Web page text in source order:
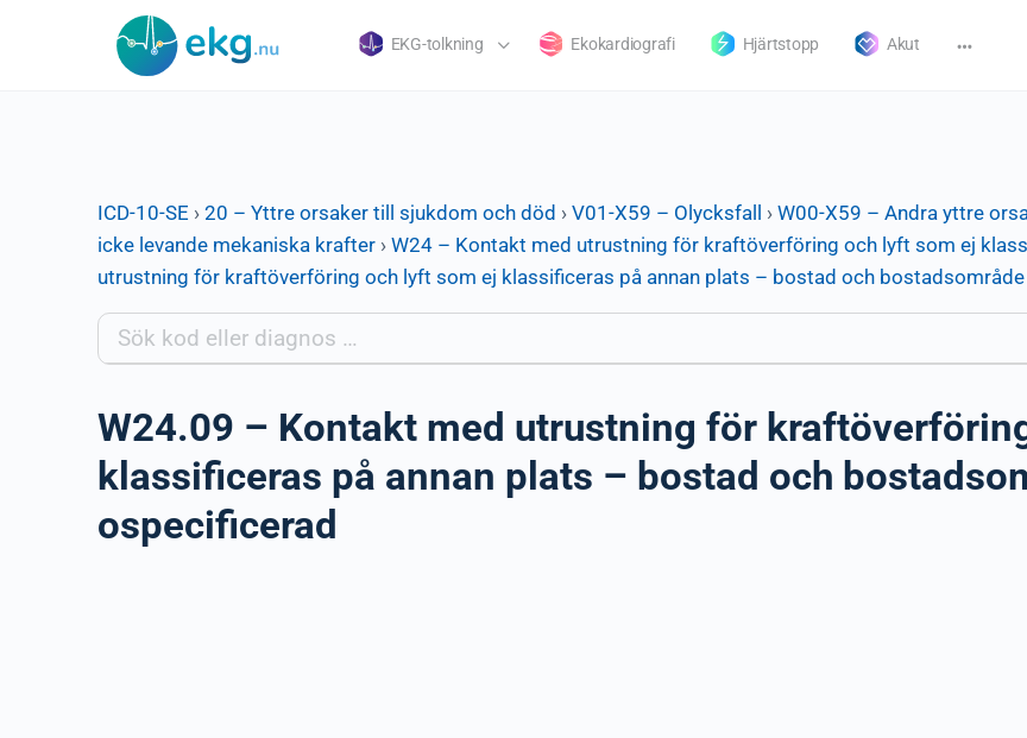
EKG-tolkning Ekokardiografi Hjärtstopp Akut
ICD-10-SE › 20 – Yttre orsaker till sjukdom och död › V01-X59 – Olycksfall › W00-X59 – Andra yttre
icke levande mekaniska krafter › W24 – Kontakt med utrustning för kraftöverföring och lyft som ej
utrustning för kraftöverföring och lyft som ej klassificeras på annan plats – bostad och bostadsområde
W24.09 – Kontakt med utrustning för
klassificeras på annan plats – bostad och
ospecificerad